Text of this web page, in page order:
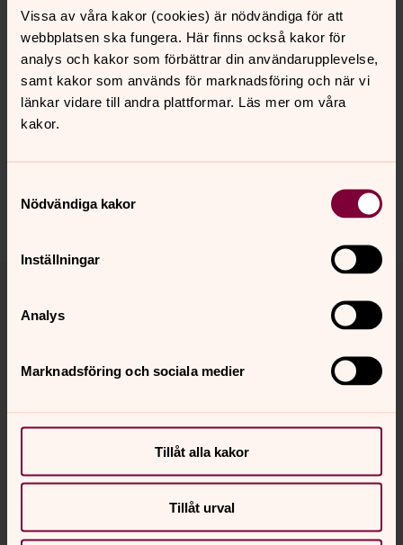
Vissa av våra kakor (cookies) är nödvändiga för att
webbplatsen ska fungera. Här finns också kakor för
analys och kakor som förbättrar din användarupplevelse,
samt kakor som används för marknadsföring och när vi
länkar vidare till andra plattformar. Läs mer om våra
kakor.
Nödvändiga kakor
Inställningar
Analys
Marknadsföring och sociala medier
Tillåt alla kakor
Tillåt urval
Senast ändrad 24 mars 2026
Synpunkter eller frågor på sidans
Dela
Tillbaka till toppen
Tillbaka till innehållet
Kontakt
Kalender